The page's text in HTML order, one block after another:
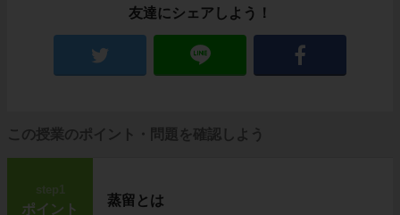
友達にシェアしよう！
この授業のポイント・問題を確認しよう
step1
ポイント
蒸留とは